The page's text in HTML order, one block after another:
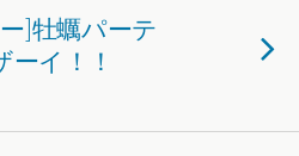
]牡蠣パーテ
ーイ！！